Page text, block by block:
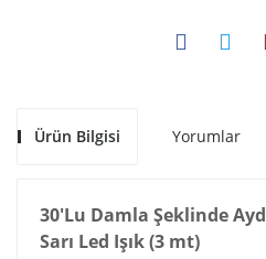
Ürün Bilgisi Yorumlar
30'Lu Damla Şeklinde
Sarı Led Işık (3 mt)